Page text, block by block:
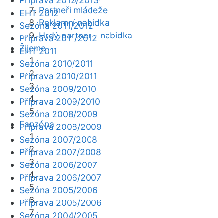
Partneři mládeže
Reklamní nabídka
Hrdý partner - nabídka
Žijeme
Fanzóna
EHT 2012
Sezóna 2011/2012
Příprava 2011/2012
EHT 2011
Sezóna 2010/2011
Příprava 2010/2011
Sezóna 2009/2010
Příprava 2009/2010
Sezóna 2008/2009
Příprava 2008/2009
Sezóna 2007/2008
Příprava 2007/2008
Sezóna 2006/2007
Příprava 2006/2007
Sezóna 2005/2006
Příprava 2005/2006
Sezóna 2004/2005